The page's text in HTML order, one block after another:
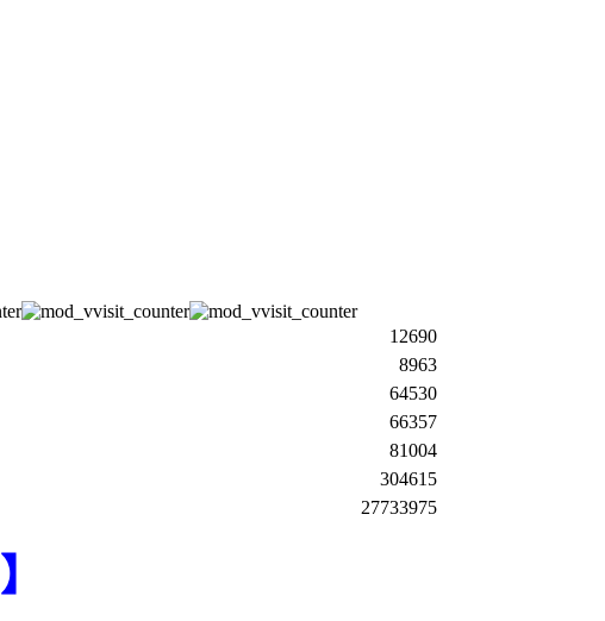
12690
8963
64530
66357
81004
304615
27733975
】